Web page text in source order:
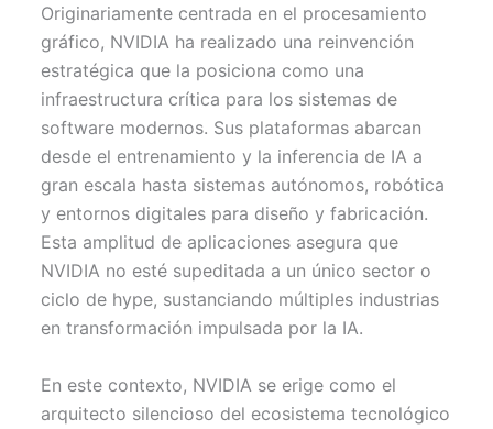
Originariamente centrada en el procesamiento
gráfico, NVIDIA ha realizado una reinvención
estratégica que la posiciona como una
infraestructura crítica para los sistemas de
software modernos. Sus plataformas abarcan
desde el entrenamiento y la inferencia de IA a
gran escala hasta sistemas autónomos, robótica
y entornos digitales para diseño y fabricación.
Esta amplitud de aplicaciones asegura que
NVIDIA no esté supeditada a un único sector o
ciclo de hype, sustanciando múltiples industrias
en transformación impulsada por la IA.
En este contexto, NVIDIA se erige como el
arquitecto silencioso del ecosistema tecnológico